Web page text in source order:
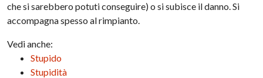
che si sarebbero potuti conseguire) o si subisce il danno. Si
accompagna spesso al rimpianto.
Vedi anche:
Stupido
Stupidità